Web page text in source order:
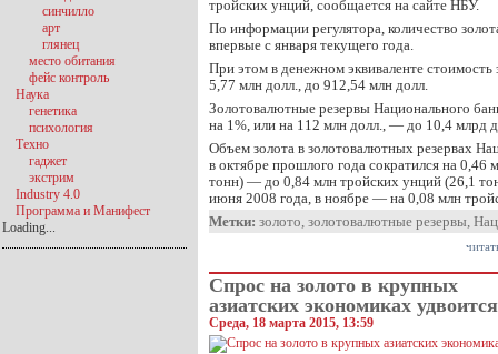
тройских унций, сообщается на сайте НБУ.
По информации регулятора, количество
впервые с января текущего года.
При этом в денежном эквиваленте стоимость
5,77 млн долл., до 912,54 млн долл.
Золотовалютные резервы Национального
на 1%, или на 112 млн долл., — до 10,4 млрд
Объем золота в золотовалютных резервах
в октябре прошлого года сократился на 0,46
тонн) — до 0,84 млн тройских унций (26,1
июня 2008 года, в ноябре — на 0,08 млн
Метки: золото, золотовалютные резервы,
Спрос на золото в крупных
азиатских экономиках
Среда, 18 марта 2015, 13:59
синчилло
арт
глянец
место обитания
фейс контроль
Наука
генетика
психология
Техно
гаджет
экстрим
Industry 4.0
Программа и Манифест
Loading...